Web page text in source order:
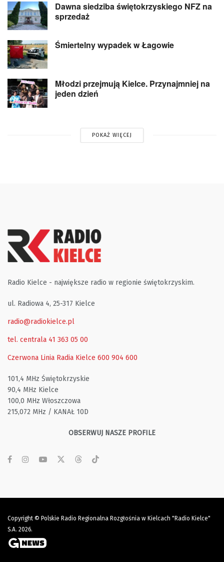
Dawna siedziba świętokrzyskiego NFZ na
sprzedaż
Śmiertelny wypadek w Łagowie
Młodzi przejmują Kielce. Przynajmniej na
jeden dzień
POKAŻ WIĘCEJ
Radio Kielce - największe radio w regionie świętokrzyskim.
ul. Radiowa 4, 25-317 Kielce
radio@radiokielce.pl
tel. centrala 41 363 05 00
Czerwona Linia Radia Kielce 600 904 600
101,4 MHz Świętokrzyskie
90,4 MHz Kielce
100,0 MHz Włoszczowa
215,072 MHz / KANAŁ 10D
OBSERWUJ NASZE PROFILE
Copyright © Polskie Radio Regionalna Rozgłośnia w Kielcach "Radio Kielce"
S.A. 2026.